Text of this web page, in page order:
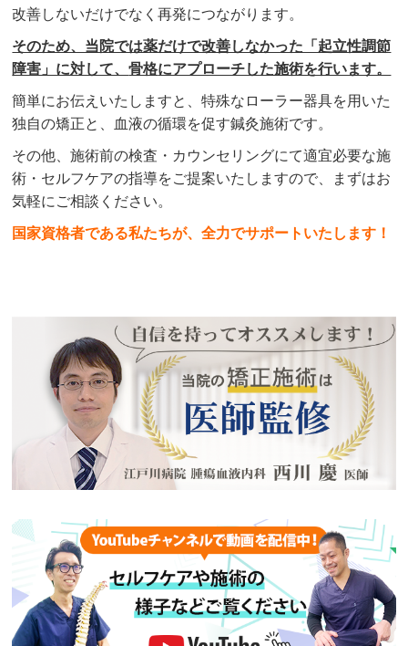
改善しないだけでなく再発につながります。
そのため、当院では薬だけで改善しなかった「起立性調節
障害」に対して、骨格にアプローチした施術を行います。
簡単にお伝えいたしますと、特殊なローラー器具を用いた
独自の矯正と、血液の循環を促す鍼灸施術です。
その他、施術前の検査・カウンセリングにて適宜必要な施
術・セルフケアの指導をご提案いたしますので、まずはお
気軽にご相談ください。
国家資格者である私たちが、全力でサポートいたします！